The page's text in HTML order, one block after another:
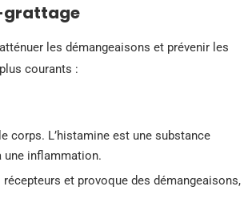
grattage
les démangeaisons et prévenir les
courants :
corps. L’histamine est une substance
une inflammation.
et provoque des démangeaisons,